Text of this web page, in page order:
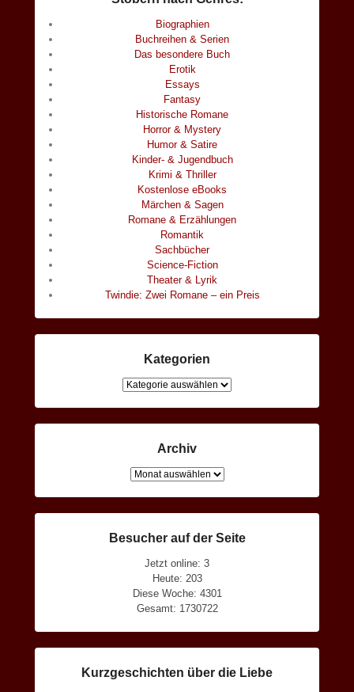
Biographien
Buchreihen & Serien
Das besondere Buch
Erotik
Essays
Fantasy
Historische Romane
Horror & Mystery
Humor & Satire
Kinder- & Jugendbuch
Krimi & Thriller
Kostenlose eBooks
Märchen & Sagen
Romane & Erzählungen
Romantik
Sachbücher
Science-Fiction
Theater & Lyrik
Twindie: Zwei Romane – ein Preis
Kategorien
Kategorien
Archiv
Archiv
Besucher auf der Seite
Jetzt online: 3
Heute: 203
Diese Woche: 4301
Gesamt: 1730722
Kurzgeschichten über die Liebe